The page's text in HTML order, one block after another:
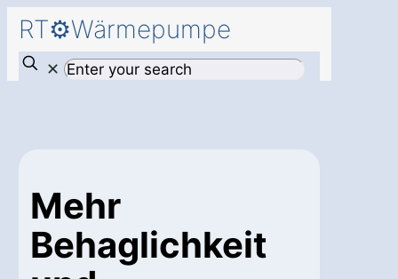
RT⚙️Wärmepumpe
✕
Mehr
Behaglichkeit